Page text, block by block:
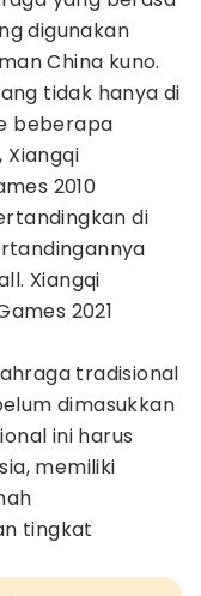
digunakan
China kuno.
tidak hanya di
beberapa
Xiangqi
2010
di
Xiangqi
2021
tradisional
dimasukkan
ini harus
memiliki
tingkat